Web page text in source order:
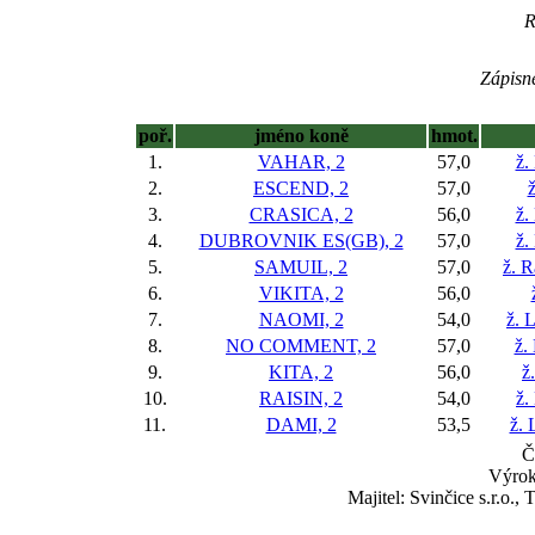
poř. jméno koně
hmot.
1.
VAHAR, 2 57,0
ž.
2.
ESCEND, 2 57,0
3.
CRASICA, 2 56,0
ž.
4.
DUBROVNIK ES(GB), 2 57,0
ž.
5.
SAMUIL, 2 57,0
ž.
6.
VIKITA, 2 56,0
7.
NAOMI, 2 54,0
ž.
8.
NO COMMENT, 2 57,0
ž.
9.
KITA, 2 56,0
10.
RAISIN, 2 54,0
ž.
11.
DAMI, 2 53,5
ž.
Majitel: Svinčice s.r.o.,